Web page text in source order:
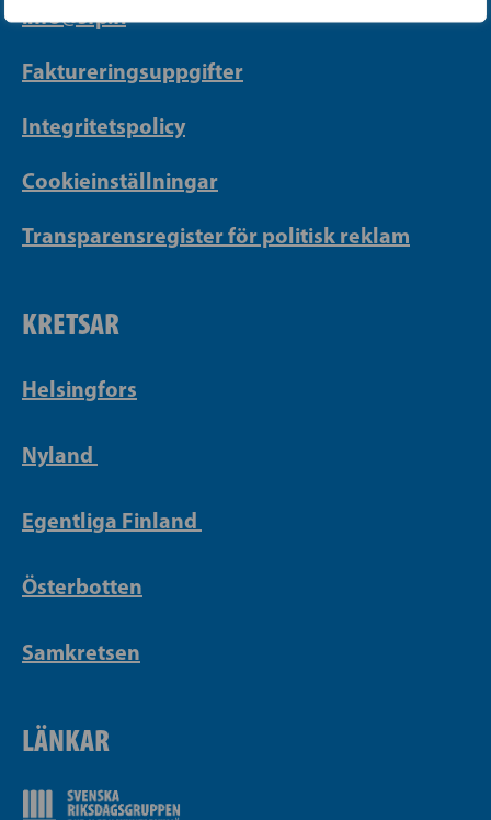
info@sfp.fi
Faktureringsuppgifter
Integritetspolicy
Cookieinställningar
Transparensregister för politisk reklam
KRETSAR
Helsingfors
Nyland
Egentliga Finland
Österbotten
Samkretsen
LÄNKAR